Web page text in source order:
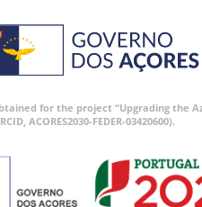
for the project “Upgrading the
ACORES2030-FEDER-03420600).